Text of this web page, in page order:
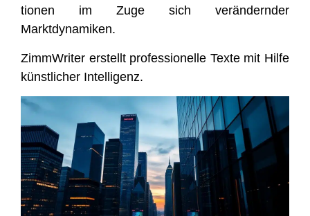
tio­nen im Zuge sich ver­än­dern­der
Marktdynamiken.
Zimm­Wri­ter erstellt pro­fes­sio­nel­le Tex­te mit Hil­fe
künst­li­cher Intelligenz.